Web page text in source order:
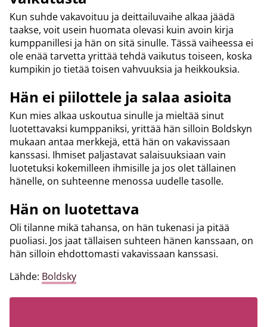
Kun suhde vakavoituu ja deittailuvaihe alkaa jäädä
taakse, voit usein huomata olevasi kuin avoin kirja
kumppanillesi ja hän on sitä sinulle. Tässä vaiheessa ei
ole enää tarvetta yrittää tehdä vaikutus toiseen, koska
kumpikin jo tietää toisen vahvuuksia ja heikkouksia.
Hän ei piilottele ja salaa asioita
Kun mies alkaa uskoutua sinulle ja mieltää sinut
luotettavaksi kumppaniksi, yrittää hän silloin Boldskyn
mukaan antaa merkkejä, että hän on vakavissaan
kanssasi. Ihmiset paljastavat salaisuuksiaan vain
luotetuksi kokemilleen ihmisille ja jos olet tällainen
hänelle, on suhteenne menossa uudelle tasolle.
Hän on luotettava
Oli tilanne mikä tahansa, on hän tukenasi ja pitää
puoliasi. Jos jaat tällaisen suhteen hänen kanssaan, on
hän silloin ehdottomasti vakavissaan kanssasi.
Lähde: Boldsky